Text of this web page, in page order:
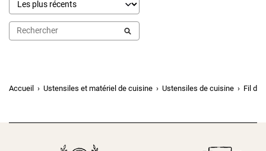
Accueil Ustensiles et matériel de cuisine Ustensiles de cuisine Fil de